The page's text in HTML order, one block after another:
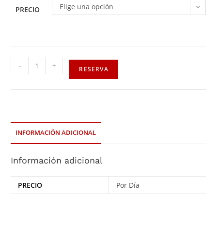
PRECIO Elige una opción
- + RESERVA
INFORMACIÓN ADICIONAL
Información adicional
PRECIO Por Día